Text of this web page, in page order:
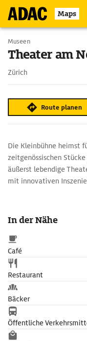
Maps
Museen
Theater am
Zürich
Route planen
Die Kleinbühne heimst
zeitgenössischen
äußerst lebendige
mit innovativen
In der Nähe
Café
Restaurant
Bäcker
Öffentliche